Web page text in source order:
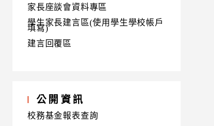
家長座談會資料專區
學生家長建言區(使用學生學校帳戶
填寫)
建言回覆區
公開資訊
校務基金報表查詢